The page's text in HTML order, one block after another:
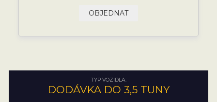
OBJEDNAT
TYP VOZIDLA:
DODÁVKA DO 3,5 TUNY